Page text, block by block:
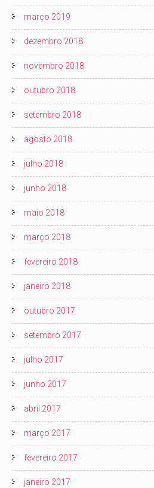
março 2019
dezembro 2018
novembro 2018
outubro 2018
setembro 2018
agosto 2018
julho 2018
junho 2018
maio 2018
março 2018
fevereiro 2018
janeiro 2018
outubro 2017
setembro 2017
julho 2017
junho 2017
abril 2017
março 2017
fevereiro 2017
janeiro 2017